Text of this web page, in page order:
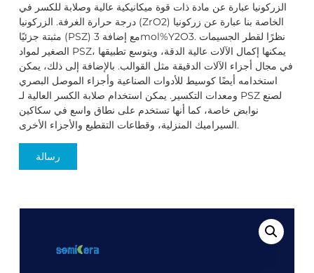
الزركونيا عبارة عن مادة ذات قوة ميكانيكية عالية وصلابة للكسر في
درجة حرارة الغرفة. الزركونيا (ZrO2) الخاصة بنا عبارة عن زركونيا
مثبتة جزئيًا (PSZ) مع إضافة 3mol%Y2O3. نظرًا لقطر الجسيمات
الصغير لمواد PSZ، يمكنها إكمال الآلات عالية الدقة، ويتوسع تطبيقها
في مجال أجزاء الآلات الدقيقة مثل القوالب. بالإضافة إلى ذلك، يمكن
استخدامه أيضًا كوسيط للأدوات الصناعية وأجزاء الموصل البصري
ومعدات التكسير. يمكن استخدام صلابة الكسر العالية لـ PSZ لصنع
نوابض خاصة، كما أنها تستخدم على نطاق واسع في سكاكين
السيراميك المنزلية، وقطاعات التقطيع والأجزاء الأخرى.
رسالة